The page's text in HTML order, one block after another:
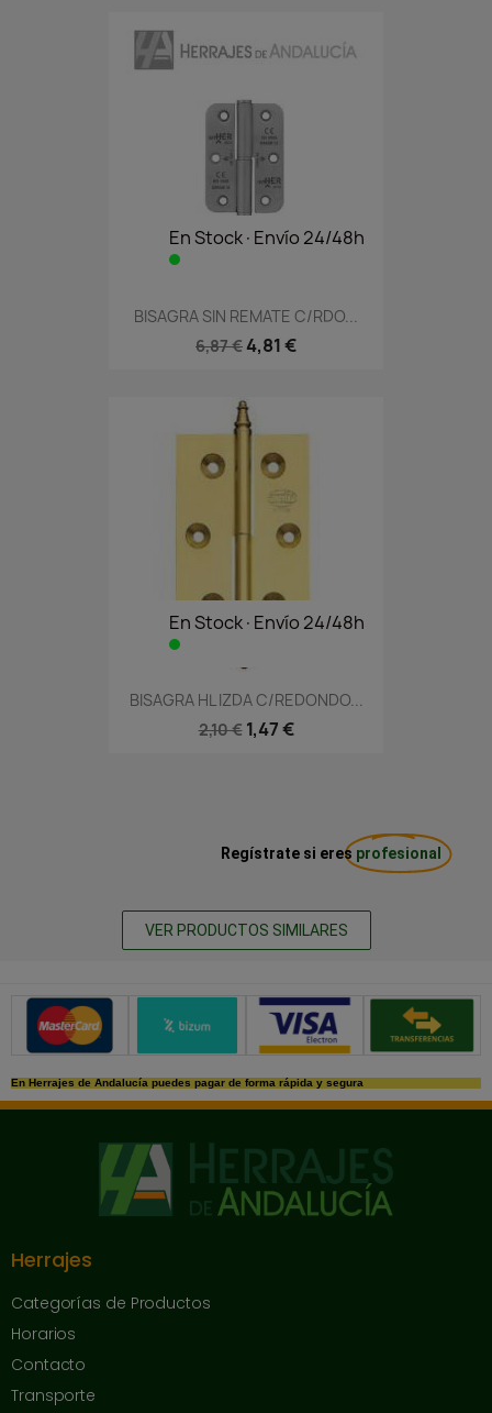
En Stock·Envío 24/48h
BISAGRA SIN REMATE C/RDO...
6,87 € 4,81 €
En Stock·Envío 24/48h
BISAGRA HL IZDA C/REDONDO...
2,10 € 1,47 €
Regístrate si eres profesional
VER PRODUCTOS SIMILARES
Métodos de pago seguros
En Herrajes de Andalucía puedes pagar de forma rápida y segura
Herrajes
Categorías de Productos
Horarios
Contacto
Transporte